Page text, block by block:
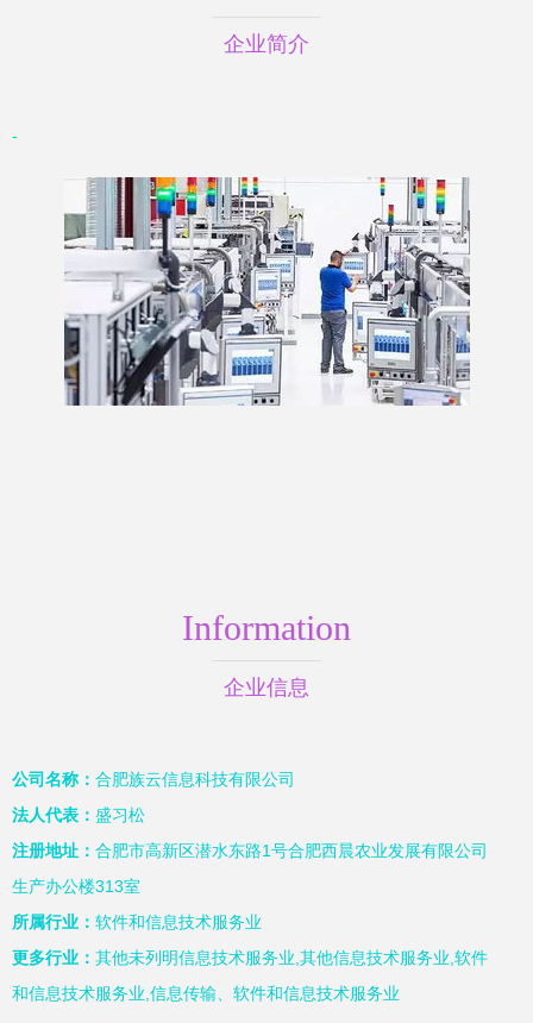
企业简介
-
Information
企业信息
公司名称： 合肥族云信息科技有限公司
法人代表： 盛习松
注册地址： 合肥市高新区潜水东路1号合肥西晨农业发展有限公司
生产办公楼313室
所属行业： 软件和信息技术服务业
更多行业： 其他未列明信息技术服务业,其他信息技术服务业,软件
和信息技术服务业,信息传输、软件和信息技术服务业